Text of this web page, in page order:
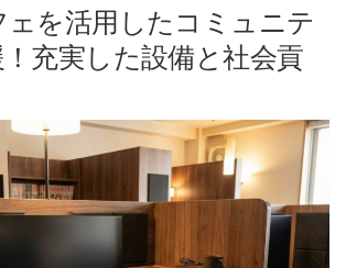
サービス 資料DL 問い合わせ
を活用したコミュニテ
充実した設備と社会貢